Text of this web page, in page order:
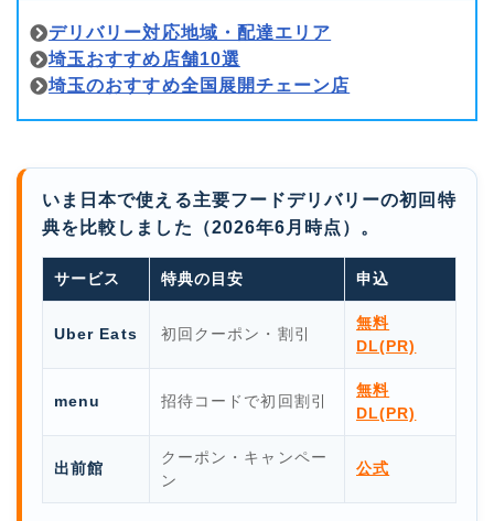
デリバリー対応地域・配達エリア
埼玉おすすめ店舗10選
埼玉のおすすめ全国展開チェーン店
いま日本で使える主要フードデリバリーの初回特
典を比較しました（2026年6月時点）。
サービス 特典の目安 申込
Uber Eats 初回クーポン・割引
無料
DL(PR)
menu 招待コードで初回割引
無料
DL(PR)
出前館
クーポン・キャンペー
ン
公式